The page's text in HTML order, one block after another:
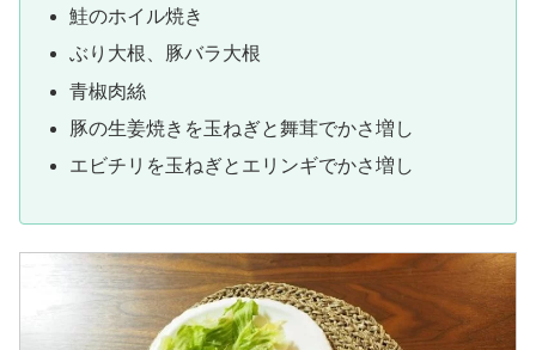
鮭のホイル焼き
ぶり大根、豚バラ大根
青椒肉絲
豚の生姜焼きを玉ねぎと舞茸でかさ増し
エビチリを玉ねぎとエリンギでかさ増し